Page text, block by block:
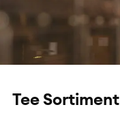
Tee Sortiment